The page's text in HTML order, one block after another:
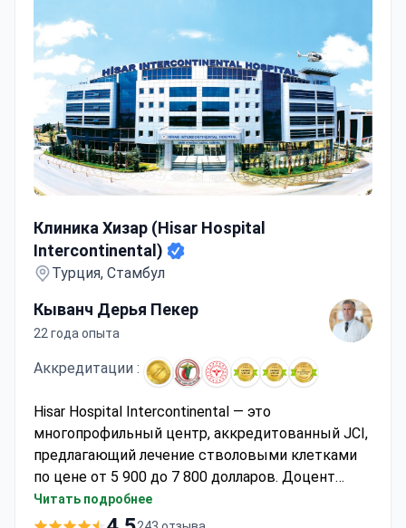
Клиника Хизар (Hisar Hospital
Intercontinental)
Турция, Стамбул
Кыванч Дерья Пекер
22 года опыта
Аккредитации :
Hisar Hospital Intercontinental — это
многопрофильный центр, аккредитованный JCI,
предлагающий лечение стволовыми клетками
по цене от 5 900 до 7 800 долларов. Доцент
Кыванч Дерья Пекер специализируется на
гастроэнтерологической хирургии и обладает
Читать подробнее